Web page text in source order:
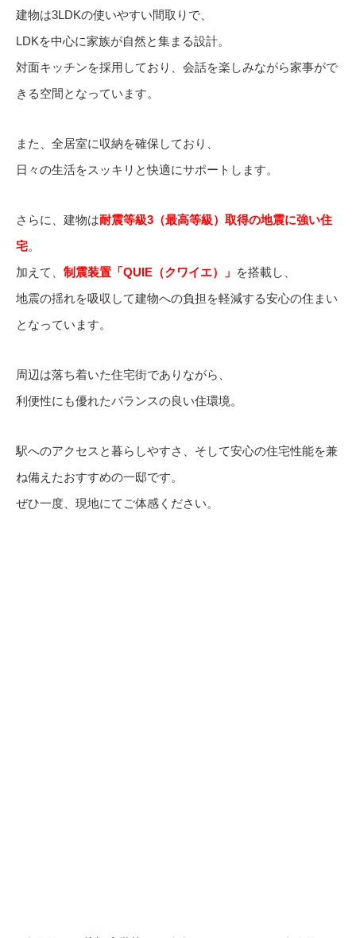
建物は3LDKの使いやすい間取りで、
LDKを中心に家族が自然と集まる設計。
対面キッチンを採用しており、会話を楽しみながら家事がで
きる空間となっています。
また、全居室に収納を確保しており、
日々の生活をスッキリと快適にサポートします。
さらに、建物は耐震等級3（最高等級）取得の地震に強い住
宅。
加えて、 制震装置「QUIE（クワイエ）」 を搭載し、
地震の揺れを吸収して建物への負担を軽減する安心の住まい
となっています。
周辺は落ち着いた住宅街でありながら、
利便性にも優れたバランスの良い住環境。
駅へのアクセスと暮らしやすさ、そして安心の住宅性能を兼
ね備えたおすすめの一邸です。
ぜひ一度、現地にてご体感ください。